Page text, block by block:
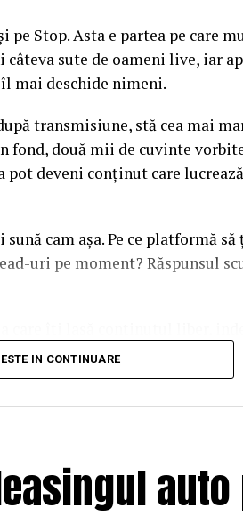
pe Stop. Asta e partea pe care
sute de oameni live, iar
mai deschide nimeni.
transmisiune, stă cea mai
fond, două mii de cuvinte
pot deveni conținut care
cam așa. Pe ce platformă
uri pe moment? Răspunsul
diferențele dintre opțiuni
sensul în care îl vezi tu. Ele
cu pagina. Un webinar
IN CONTINUARE